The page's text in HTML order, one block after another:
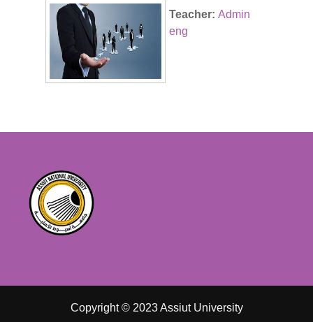
Teacher: Admin
eng
Copyright © 2023 Assiut University